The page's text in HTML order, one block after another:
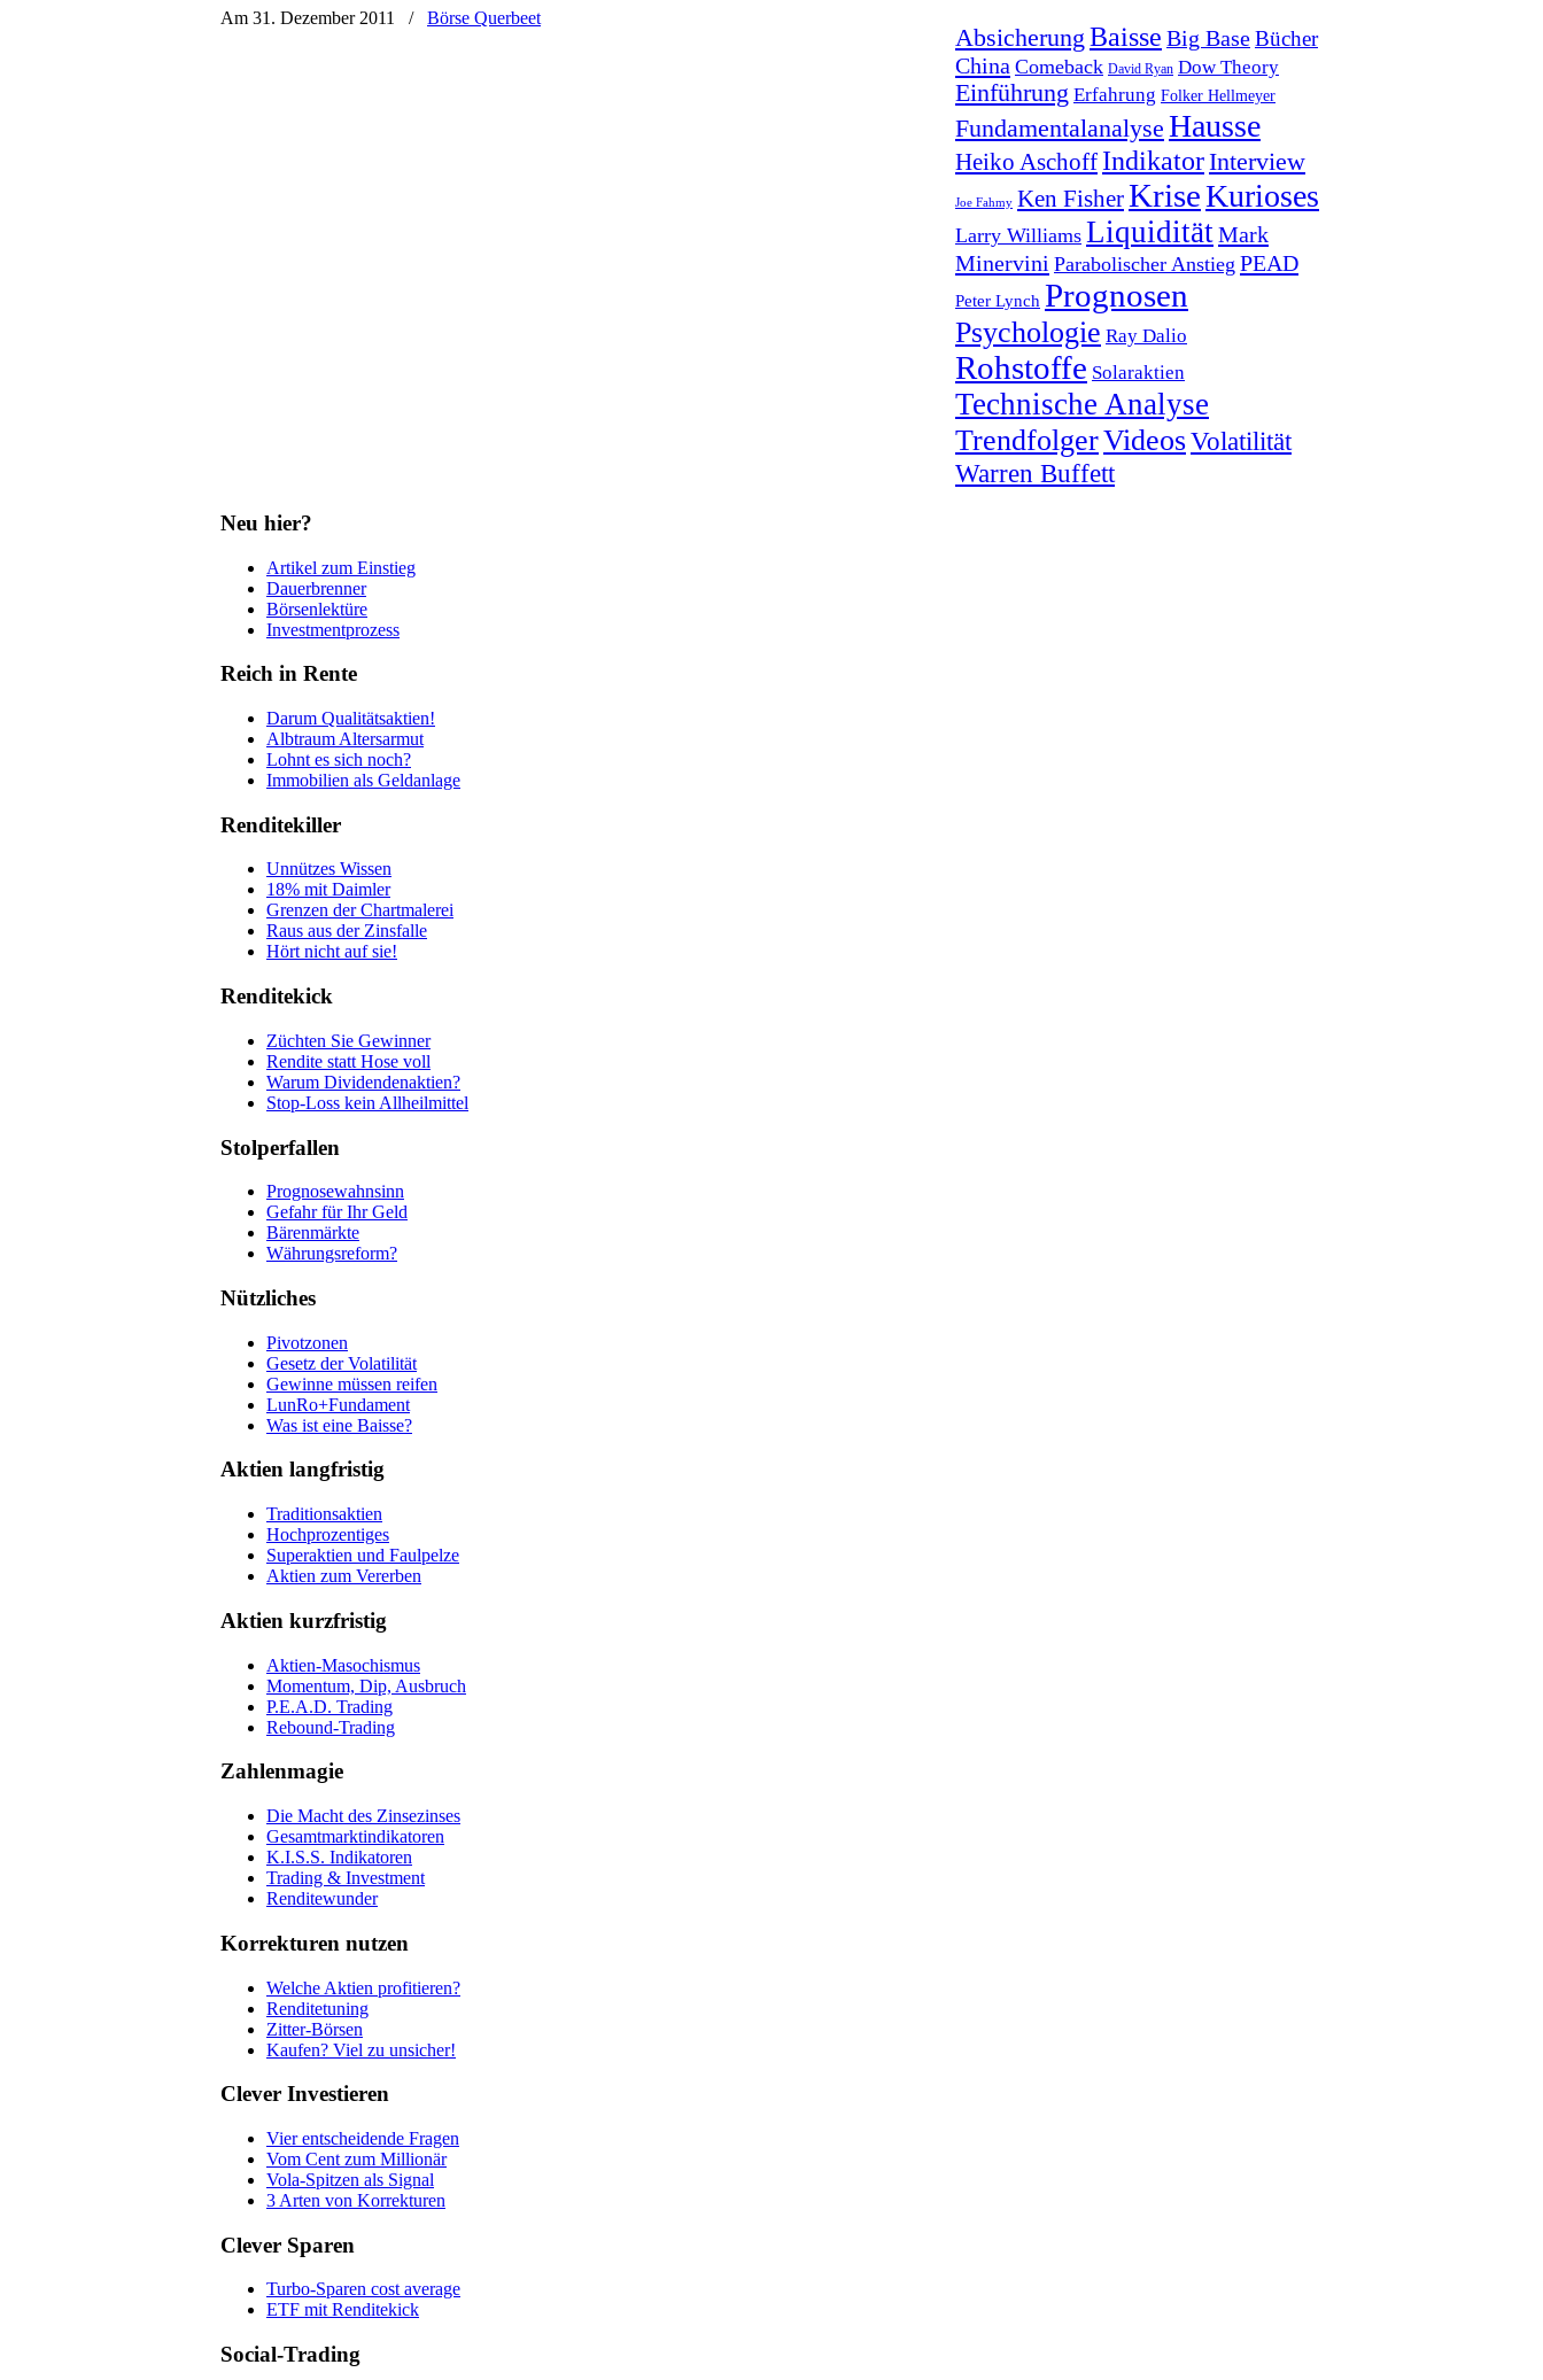
Am 31. Dezember 2011
/ Börse Querbeet
Absicherung Baisse Big BaseBücher
China Comeback David Ryan Dow Theory
Einführung Erfahrung Folker Hellmeyer
Fundamentalanalyse Hausse
Heiko Aschoff IndikatorInterview
Joe Fahmy Ken FisherKriseKurioses
Larry Williams LiquiditätMark
Minervini Parabolischer Anstieg PEAD
Peter Lynch Prognosen
Psychologie Ray Dalio
Rohstoffe Solaraktien
Technische Analyse
TrendfolgerVideosVolatilität
Warren Buffett
Neu hier?
Artikel zum Einstieg
Dauerbrenner
Börsenlektüre
Investmentprozess
Reich in Rente
Darum Qualitätsaktien!
Albtraum Altersarmut
Lohnt es sich noch?
Immobilien als Geldanlage
Renditekiller
Unnützes Wissen
18% mit Daimler
Grenzen der Chartmalerei
Raus aus der Zinsfalle
Hört nicht auf sie!
Renditekick
Züchten Sie Gewinner
Rendite statt Hose voll
Warum Dividendenaktien?
Stop-Loss kein Allheilmittel
Stolperfallen
Prognosewahnsinn
Gefahr für Ihr Geld
Bärenmärkte
Währungsreform?
Nützliches
Pivotzonen
Gesetz der Volatilität
Gewinne müssen reifen
LunRo+Fundament
Was ist eine Baisse?
Aktien langfristig
Traditionsaktien
Hochprozentiges
Superaktien und Faulpelze
Aktien zum Vererben
Aktien kurzfristig
Aktien-Masochismus
Momentum, Dip, Ausbruch
P.E.A.D. Trading
Rebound-Trading
Zahlenmagie
Die Macht des Zinsezinses
Gesamtmarktindikatoren
K.I.S.S. Indikatoren
Trading & Investment
Renditewunder
Korrekturen nutzen
Welche Aktien profitieren?
Renditetuning
Zitter-Börsen
Kaufen? Viel zu unsicher!
Clever Investieren
Vier entscheidende Fragen
Vom Cent zum Millionär
Vola-Spitzen als Signal
3 Arten von Korrekturen
Clever Sparen
Turbo-Sparen cost average
ETF mit Renditekick
Social-Trading